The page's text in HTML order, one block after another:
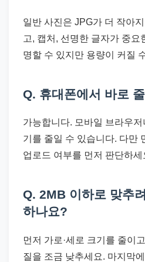
일반 사진은 JPG가 더 작아
고, 캡처, 선명한 글자가 중요
명할 수 있지만 용량이 커질
Q. 휴대폰에서 바로
가능합니다. 모바일 브라우
기를 줄일 수 있습니다. 다만
업로드 여부를 먼저 판단하세
Q. 2MB 이하로 맞추
하나요?
먼저 가로·세로 크기를 줄이
질을 조금 낮추세요. 마지막